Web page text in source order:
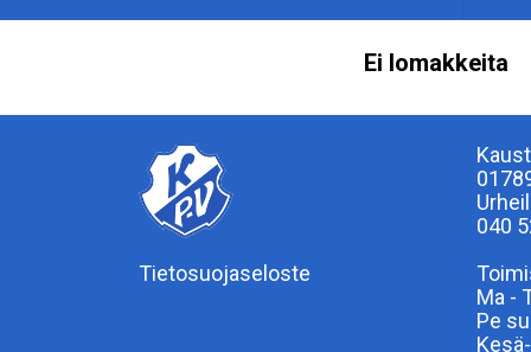
Ei lomakkeita
Tietosuojaseloste
040
Ma -
Pe